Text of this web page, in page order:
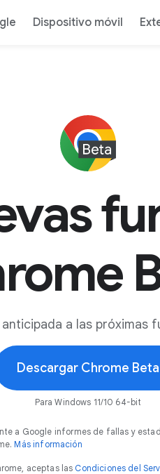
Dispositivo móvil
a las próximas
Descargar Chrome Beta
Para Windows 11/10 64-bit
a Google informes de fallas y
Más información
aceptas las Condiciones del